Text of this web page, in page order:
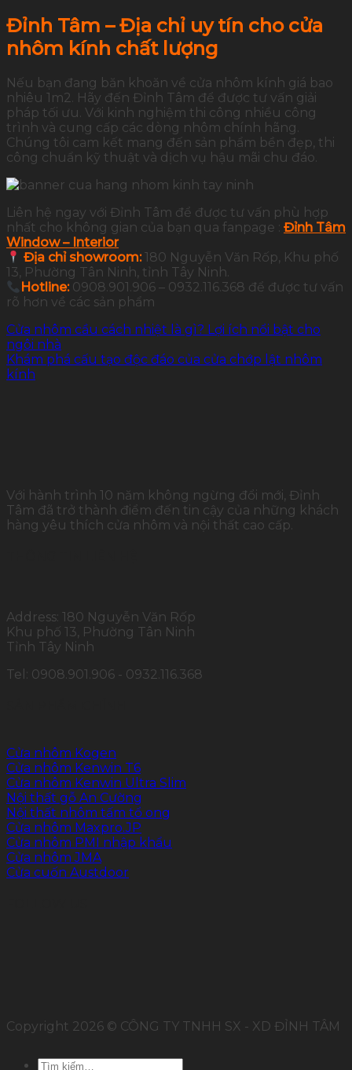
Đỉnh Tâm – Địa chỉ uy tín cho cửa
nhôm kính chất lượng
Nếu bạn đang băn khoăn về cửa nhôm kính giá bao
nhiêu 1m2. Hãy đến Đỉnh Tâm để được tư vấn giải
pháp tối ưu. Với kinh nghiệm thi công nhiều công
trình và cung cấp các dòng nhôm chính hãng.
Chúng tôi cam kết mang đến sản phẩm bền đẹp, thi
công chuẩn kỹ thuật và dịch vụ hậu mãi chu đáo.
Liên hệ ngay với Đỉnh Tâm để được tư vấn phù hợp
nhất cho không gian của bạn qua fanpage : Đỉnh Tâm
Window – Interior
Địa chỉ showroom:180 Nguyễn Văn Rốp, Khu phố
13, Phường Tân Ninh, tỉnh Tây Ninh.
Hotline: 0908.901.906 – 0932.116.368 để được tư vấn
rõ hơn về các sản phẩm
Cửa nhôm cầu cách nhiệt là gì? Lợi ích nổi bật cho
ngôi nhà
Khám phá cấu tạo độc đáo của cửa chớp lật nhôm
kính
Với hành trình 10 năm không ngừng đổi mới, Đỉnh
Tâm đã trở thành điểm đến tin cậy của những khách
hàng yêu thích cửa nhôm và nội thất cao cấp.
Address: 180 Nguyễn Văn Rốp
Khu phố 13, Phường Tân Ninh
Tỉnh Tây Ninh
Tel: 0908.901.906 - 0932.116.368
Cửa nhôm Kogen
Cửa nhôm Kenwin T6
Cửa nhôm Kenwin Ultra Slim
Nội thất gỗ An Cường
Nội thất nhôm tấm tổ ong
Cửa nhôm Maxpro.JP
Cửa nhôm PMI nhập khẩu
Cửa nhôm JMA
Cửa cuốn Austdoor
Copyright 2026 © CÔNG TY TNHH SX - XD ĐỈNH TÂM
Tìm